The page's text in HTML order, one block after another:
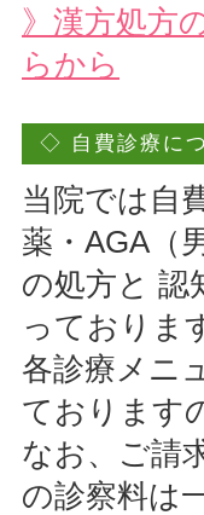
》漢方処方
らから
◇ 自費診療に
当院では自
薬・AGA（
の処方と 認
っておりま
各診療メニ
ております
なお、ご請
の診察料は